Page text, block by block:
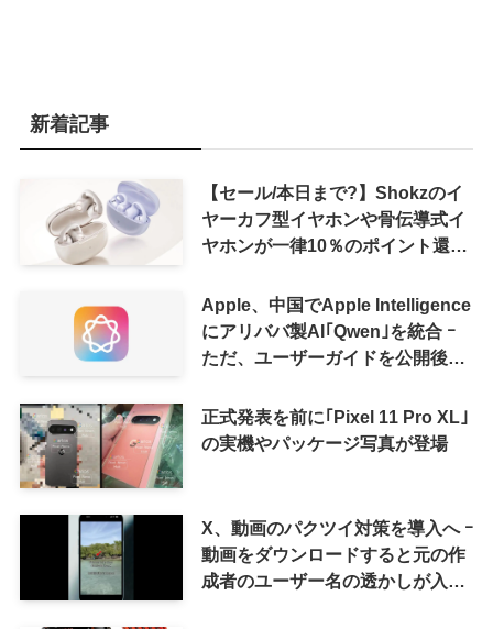
新着記事
【セール/本日まで?】Shokzのイ
ヤーカフ型イヤホンや骨伝導式イ
ヤホンが一律10％のポイント還元
Apple、中国でApple Intelligence
にアリババ製AI｢Qwen｣を統合 ｰ
ただ、ユーザーガイドを公開後に
正式発表を前に｢Pixel 11 Pro XL｣
の実機やパッケージ写真が登場
X、動画のパクツイ対策を導入へ ｰ
動画をダウンロードすると元の作
成者のユーザー名の透かしが入る